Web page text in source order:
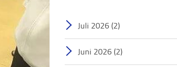
Juli 2026(2)
Juni 2026(2)